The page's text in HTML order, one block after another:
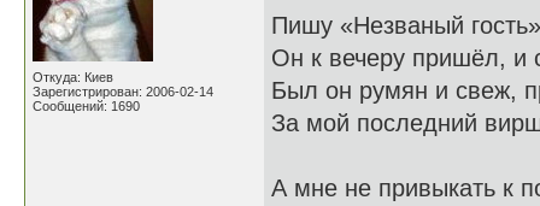
Откуда: Киев
Зарегистрирован: 2006-02-14
Сообщений: 1690
Пишу «Незваный
Он к вечеру пришёл, и
Был он румян и свеж,
За мой последний
А мне не привыкать к